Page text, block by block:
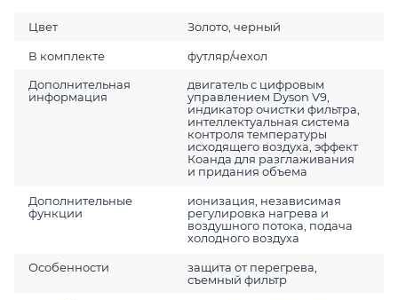
Цвет Золото, черный
В комплекте футляр/чехол
Дополнительная
информация
двигатель с цифровым
управлением Dyson V9,
индикатор очистки фильтра,
интеллектуальная система
контроля температуры
исходящего воздуха, эффект
Коанда для разглаживания
и придания объема
Дополнительные
функции
ионизация, независимая
регулировка нагрева и
воздушного потока, подача
холодного воздуха
Особенности
защита от перегрева,
съемный фильтр